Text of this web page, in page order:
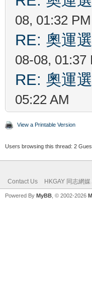
08, 01:32 PM
RE: 奧運
08-08, 01:37
RE: 奧運
05:22 AM
View a Printable Version
Users browsing this thread: 2
Contact Us HKGAY 同志網媒
Powered By MyBB , © 2002-2026